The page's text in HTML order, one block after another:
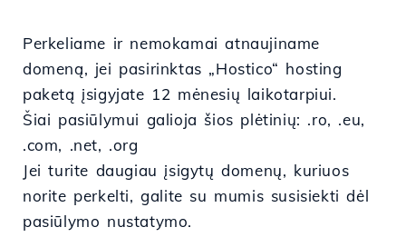
Perkeliame ir nemokamai atnaujiname
domeną, jei pasirinktas „Hostico“ hosting
paketą įsigyjate 12 mėnesių laikotarpiui.
Šiai pasiūlymui galioja šios plėtinių: .ro, .eu,
.com, .net, .org
Jei turite daugiau įsigytų domenų, kuriuos
norite perkelti, galite su mumis susisiekti dėl
pasiūlymo nustatymo.